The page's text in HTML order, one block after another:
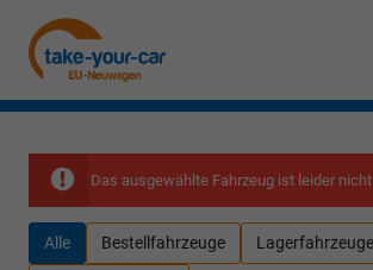
Das ausgewählte Fahrzeug ist leider nicht
Alle Bestellfahrzeuge Lagerfahrzeuge